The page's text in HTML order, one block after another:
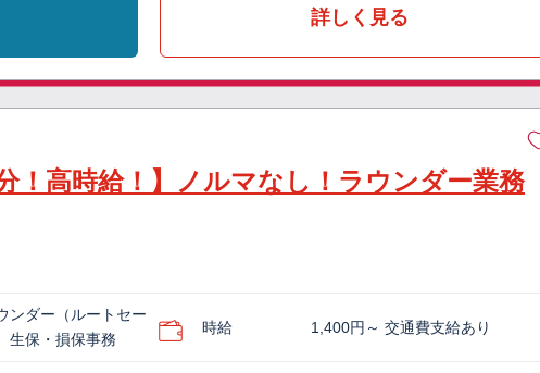
詳しく見る
！高時給！】ノルマなし！ラウンダー業務
ンダー（ルートセー
生保・損保事務
時給 1,400円～ 交通費支給あり